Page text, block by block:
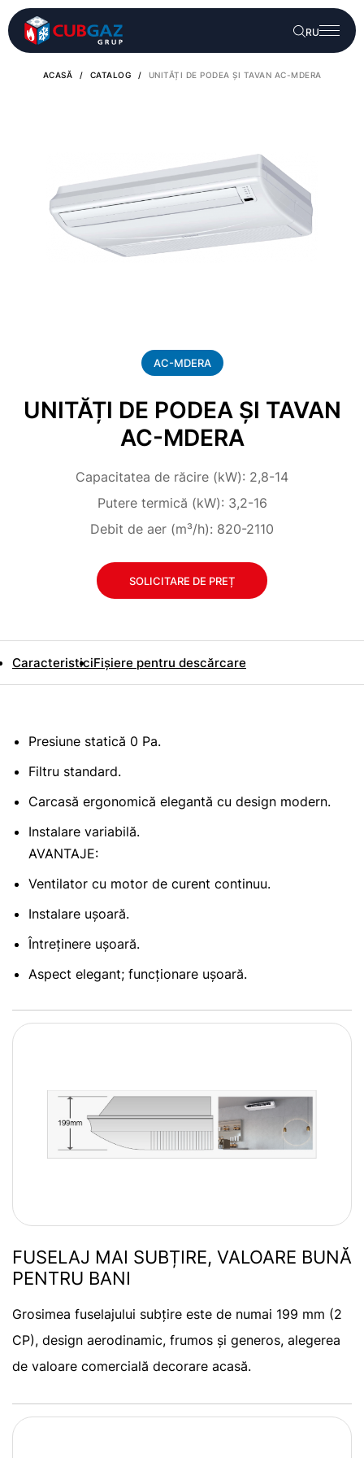
RU
ACASĂ / CATALOG / UNITĂȚI DE PODEA ȘI TAVAN AC-MDERA
AС-MDERA
UNITĂȚI DE PODEA ȘI TAVAN
AC-MDERA
Capacitatea de răcire (kW): 2,8-14
Putere termică (kW): 3,2-16
Debit de aer (m³/h): 820-2110
SOLICITARE DE PREȚ
CaracteristiciFișiere pentru descărcare
Presiune statică 0 Pa.
Filtru standard.
Carcasă ergonomică elegantă cu design modern.
Instalare variabilă.
AVANTAJE:
Ventilator cu motor de curent continuu.
Instalare ușoară.
Întreținere ușoară.
Aspect elegant; funcționare ușoară.
FUSELAJ MAI SUBȚIRE, VALOARE BUNĂ
PENTRU BANI
Grosimea fuselajului subțire este de numai 199 mm (2
CP), design aerodinamic, frumos și generos, alegerea
de valoare comercială decorare acasă.